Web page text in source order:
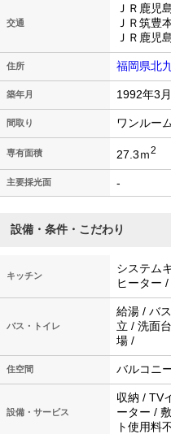
交通
ＪＲ鹿児
ＪＲ筑豊
ＪＲ鹿児
住所 福岡県北
築年月 1992年3月
間取り ワンルー
専有面積 27.3ｍ2
主要採光面 -
設備・条件・こだわり
キッチン
システム
ヒーター /
バス・トイレ
給湯 / バ
立 / 洗面
場 /
住空間 バルコニ
設備・サービス
収納 / TV
ーター /
ト使用料